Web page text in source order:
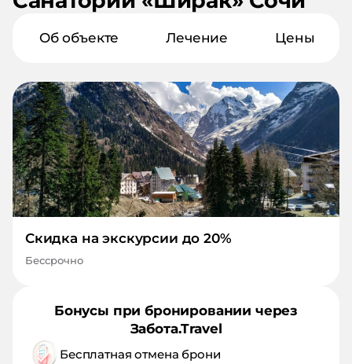
Об объекте Лечение Цены
Скидка на экскурсии до 20%
Бессрочно
Бонусы при бронировании через
Забота.Travel
Бесплатная отмена брони